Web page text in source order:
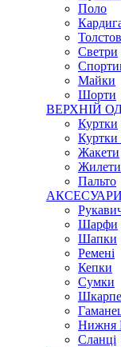
Поло
Светри
Майки
Шорти
ВЕРХНІЙ
Куртки
Жакети
Жилети
Пальто
АКСЕСУАРИ
Шарфи
Шапки
Ремені
Кепки
Сумки
Нижня
Сланці